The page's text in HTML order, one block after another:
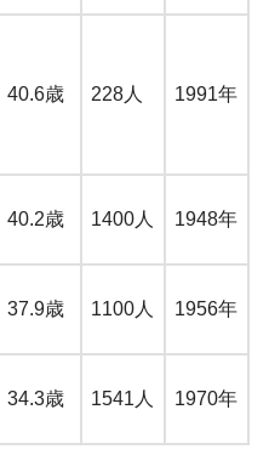
40.6歳 228人 1991年
40.2歳 1400人 1948年
37.9歳 1100人 1956年
34.3歳 1541人 1970年